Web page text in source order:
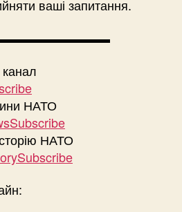
ваші запитання.
НАТО
НАТО